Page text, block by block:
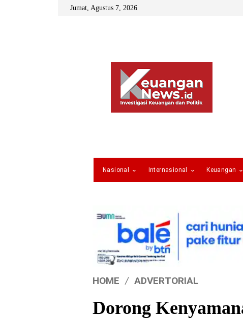
Jumat, Agustus 7, 2026
Nasional Internasional Keuangan
HOME ADVERTORIAL
Dorong